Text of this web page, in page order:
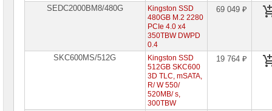
AMD
SEDC2000BM8/480G
Kingston SSD
480GB M.2 2280
PCIe 4.0 x4
350TBW DWPD
0.4
69 049 ₽
SKC600MS/512G
Kingston SSD
512GB SKC600
3D TLC, mSATA,
R/ W 550/
520MB/ s,
300TBW
19 764 ₽